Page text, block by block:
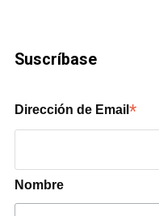
Suscríbase
Dirección de Email*
Nombre